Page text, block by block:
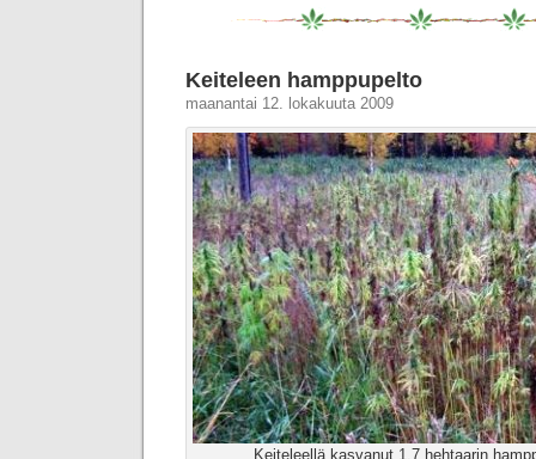
Keiteleen hamppupelto
maanantai 12. lokakuuta 2009
Keiteleellä kasvanut 1,7 hehtaarin